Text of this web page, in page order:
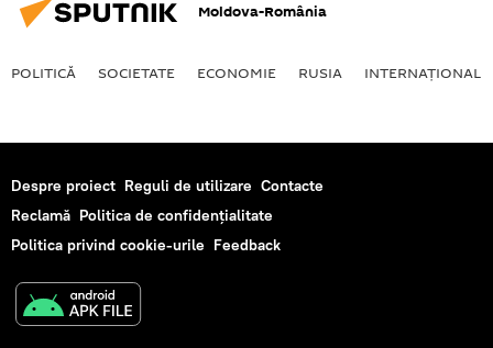
Moldova-România
POLITICĂ SOCIETATE ECONOMIE RUSIA INTERNAŢIONAL
Despre proiect Reguli de utilizare Contacte
Reclamă Politica de confidențialitate
Politica privind cookie-urile Feedback